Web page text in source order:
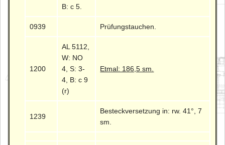
B: c 5.
0939 Prüfungstauchen.
1200
AL 5112,
W: NO
4, S: 3-
4, B: c 9
(r)
Etmal: 186,5 sm.
1239
Besteckversetzung in: rw. 41°, 7
sm.